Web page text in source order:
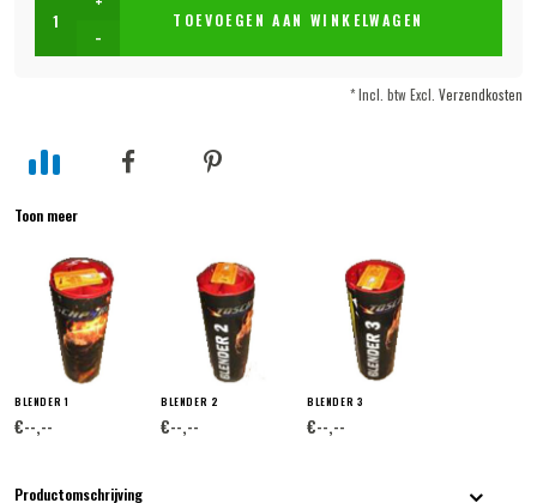
-
TOEVOEGEN AAN WINKELWAGEN
* Incl. btw Excl. Verzendkosten
Toon meer
BLENDER 1
€--,--
BLENDER 2
€--,--
BLENDER 3
€--,--
Productomschrijving